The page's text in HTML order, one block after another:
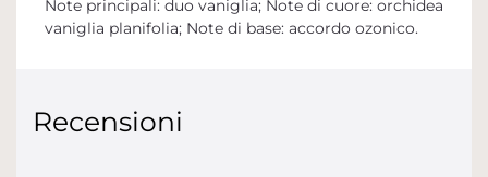
Note principali: duo vaniglia; Note di cuore: orchidea
vaniglia planifolia; Note di base: accordo ozonico.
Recensioni